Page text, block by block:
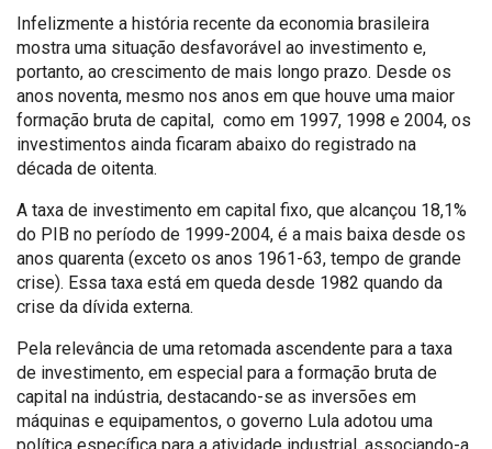
Infelizmente a história recente da economia brasileira
mostra uma situação desfavorável ao investimento e,
portanto, ao crescimento de mais longo prazo. Desde os
anos noventa, mesmo nos anos em que houve uma maior
formação bruta de capital, como em 1997, 1998 e 2004, os
investimentos ainda ficaram abaixo do registrado na
década de oitenta.
A taxa de investimento em capital fixo, que alcançou 18,1%
do PIB no período de 1999-2004, é a mais baixa desde os
anos quarenta (exceto os anos 1961-63, tempo de grande
crise). Essa taxa está em queda desde 1982 quando da
crise da dívida externa.
Pela relevância de uma retomada ascendente para a taxa
de investimento, em especial para a formação bruta de
capital na indústria, destacando-se as inversões em
máquinas e equipamentos, o governo Lula adotou uma
política específica para a atividade industrial, associando-a